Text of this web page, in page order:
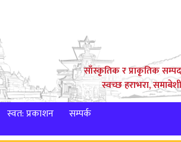
साँस्कृतिक र प्राकृतिक
स्वच्छ हराभरा,
स्वत: प्रकाशन सम्पर्क